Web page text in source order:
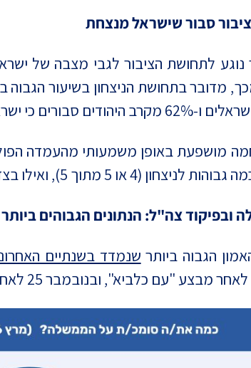
סבור שישראל מנצחת
נוגע לתחושת הציבור לגבי מצבה של
מדובר בתחושת הניצחון בשיעור
מושפעת באופן משמעותי מהעמדה
בצד השמאלי של המפה התחושה יותר פסימית.
ובפיקוד צה"ל: הנתונים הגבוהים
הגבוה ביותר שנמדד בשנתיים